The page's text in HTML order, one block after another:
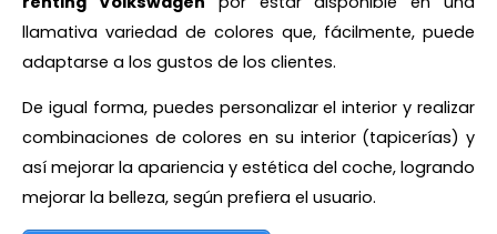
llamativa variedad de colores que, fácilmente, puede
adaptarse a los gustos de los clientes.
De igual forma, puedes personalizar el interior y realizar
combinaciones de colores en su interior (tapicerías) y
así mejorar la apariencia y estética del coche, logrando
mejorar la belleza, según prefiera el usuario.